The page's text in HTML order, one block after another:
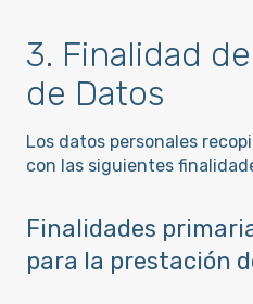
3. Finalidad
de Datos
Los datos personales
con las siguientes
Finalidades
para la prestación